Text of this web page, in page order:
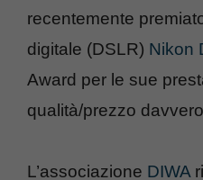
recentemente
digitale (DSLR) Nikon
Award per le sue
qualità/prezzo
L’associazione DIWA